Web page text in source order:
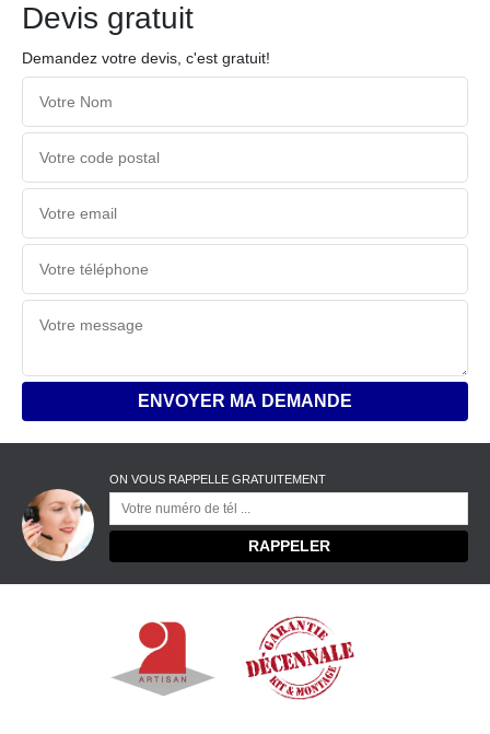
Devis gratuit
Demandez votre devis, c'est gratuit!
ON VOUS RAPPELLE GRATUITEMENT